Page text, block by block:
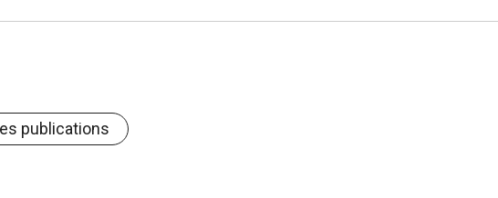
publications